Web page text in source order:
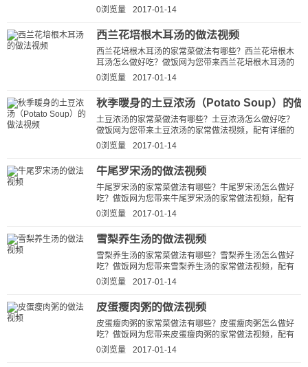
家常做法视频，配有详细的家常冬...
0浏览量 2017-01-14
西兰花培根木耳汤的做法视频
西兰花培根木耳汤的家常菜做法有哪些？西兰花培根木
耳汤怎么做好吃？做饭网为您带来西兰花培根木耳汤的
家常做法视频，配有详细的西兰花...
0浏览量 2017-01-14
秋季暖身的土豆浓汤（Potato Soup）的做
土豆浓汤的家常菜做法有哪些？土豆浓汤怎么做好吃？
做饭网为您带来土豆浓汤的家常做法视频，配有详细的
土豆浓汤的做法视频详解，让新手快...
0浏览量 2017-01-14
牛尾罗宋汤的做法视频
牛尾罗宋汤的家常菜做法有哪些？牛尾罗宋汤怎么做好
吃？做饭网为您带来牛尾罗宋汤的家常做法视频，配有
详细的牛尾罗宋汤的做法视频详解...
0浏览量 2017-01-14
雪梨养生汤的做法视频
雪梨养生汤的家常菜做法有哪些？雪梨养生汤怎么做好
吃？做饭网为您带来雪梨养生汤的家常做法视频，配有
详细的雪梨养生汤的做法视频详解...
0浏览量 2017-01-14
皮蛋瘦肉粥的做法视频
皮蛋瘦肉粥的家常菜做法有哪些？皮蛋瘦肉粥怎么做好
吃？做饭网为您带来皮蛋瘦肉粥的家常做法视频，配有
详细的皮蛋瘦肉粥的做法视频详解...
0浏览量 2017-01-14